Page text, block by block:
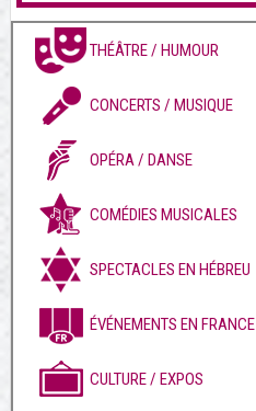
THÉÂTRE / HUMOUR
CONCERTS / MUSIQUE
OPÉRA / DANSE
COMÉDIES MUSICALES
SPECTACLES EN HÉBREU
ÉVÉNEMENTS EN FRANCE
CULTURE / EXPOS